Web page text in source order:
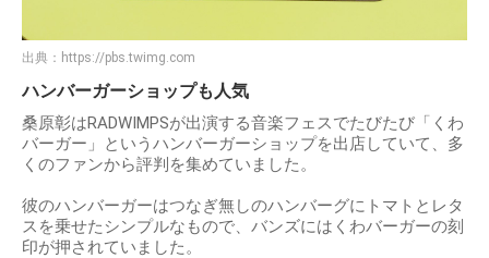
出典： https://pbs.twimg.com
ハンバーガーショップも人気
桑原彰はRADWIMPSが出演する音楽フェスでたびたび「くわ
バーガー」というハンバーガーショップを出店していて、多
くのファンから評判を集めていました。
彼のハンバーガーはつなぎ無しのハンバーグにトマトとレタ
スを乗せたシンプルなもので、バンズにはくわバーガーの刻
印が押されていました。